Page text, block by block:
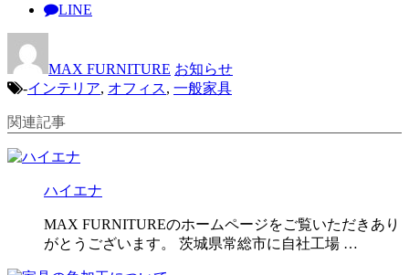
LINE
MAX FURNITURE お知らせ
-インテリア, オフィス, 一般家具
関連記事
ハイエナ
MAX FURNITUREのホームページをご覧いただきあり
がとうございます。 茨城県常総市に自社工場 …